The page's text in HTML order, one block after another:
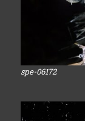
spe-06172